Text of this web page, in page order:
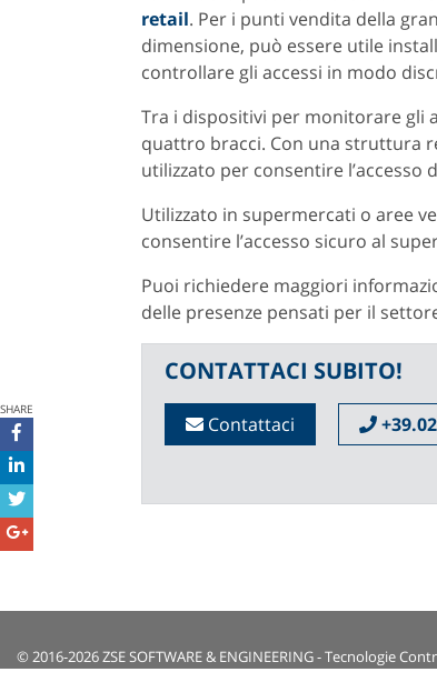
retail. Per i punti vendita della
dimensione, può essere utile
controllare gli accessi in modo
Tra i dispositivi per monitorare gli
quattro bracci. Con una struttura
utilizzato per consentire l’accesso
Utilizzato in supermercati o aree
consentire l’accesso sicuro al
Puoi richiedere maggiori
delle presenze pensati per il
CONTATTACI SUBITO!
Contattaci
SHARE
© 2016-2026 ZSE SOFTWARE & ENGINEERING - Tecnologie